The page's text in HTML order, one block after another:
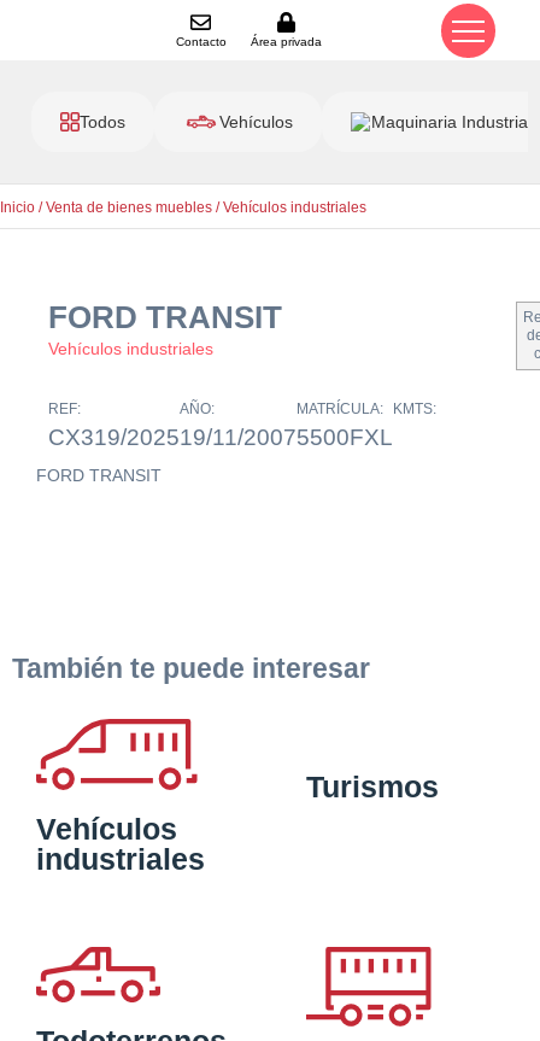
Contacto Área privada
Todos Vehículos Maquinaria Industrial
Inicio /Venta de bienes muebles /Vehículos industriales
FORD TRANSIT
Vehículos industriales
REF:
CX319/2025
AÑO:
19/11/2007
MATRÍCULA:
5500FXL
KMTS:
FORD TRANSIT
También te puede interesar
Vehículos
industriales
Turismos